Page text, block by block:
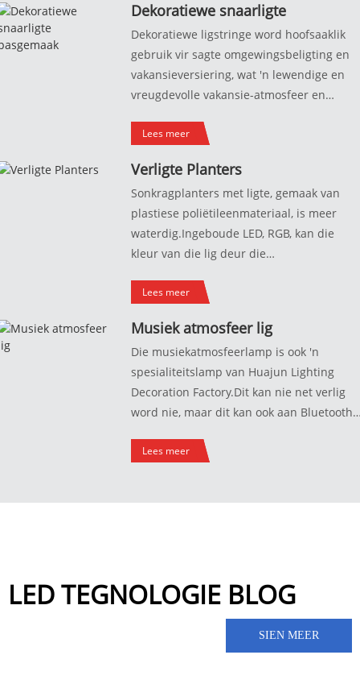
vir buitelugruimtegebruik, vreesloos vir
wind en reën, stewig en duursaam!
Dekoratiewe snaarligte
pasgemaak
Dekoratiewe ligstringe word hoofsaaklik
gebruik vir sagte omgewingsbeligting en
vakansieversiering, wat 'n lewendige en
vreugdevolle vakansie-atmosfeer en
ondersteun pasgemaakte
Lees meer
Verligte Planters
Sonkragplanters met ligte, gemaak van
plastiese poliëtileenmateriaal, is meer
waterdig.Ingeboude LED, RGB, kan die
kleur van die lig deur die
Lees meer
Musiek atmosfeer lig
Die musiekatmosfeerlamp is ook 'n
spesialiteitslamp van Huajun Lighting
Decoration Factory.Dit kan nie net verlig
word nie, maar dit kan ook aan Bluetooth
verskeie style soos blompotte, ysemmers
Lees meer
LED TEGNOLOGIE BLOG
SIEN MEER